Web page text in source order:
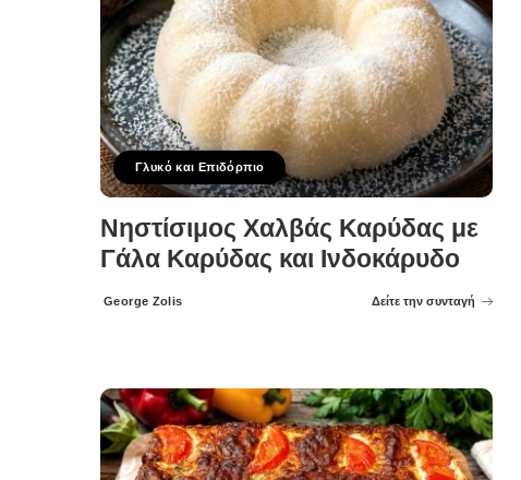
Γλυκό και Επιδόρπιο
Νηστίσιμος Χαλβάς Καρύδας με
Γάλα Καρύδας και Ινδοκάρυδο
Posted
George Zolis Δείτε την συνταγή